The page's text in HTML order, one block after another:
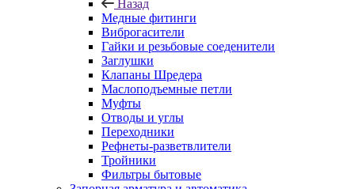
Назад
Медные фитинги
Виброгасители
Гайки и резьбовые соеденители
Заглушки
Клапаны Шредера
Маслоподъемные петли
Муфты
Отводы и углы
Переходники
Рефнеты-разветвлители
Тройники
Фильтры бытовые